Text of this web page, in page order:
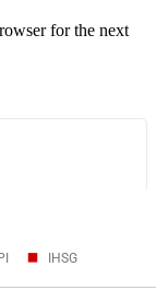
for the next